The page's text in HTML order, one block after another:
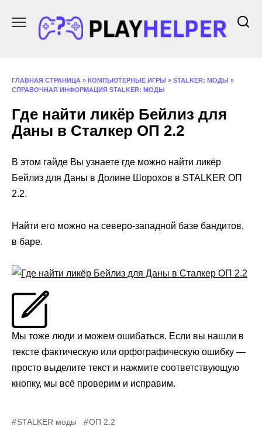
содержанию
ГЛАВНАЯ СТРАНИЦА » КОМПЬЮТЕРНЫЕ ИГРЫ » STALKER: МОДЫ »
СПРАВОЧНАЯ ИНФОРМАЦИЯ STALKER: МОДЫ
Где найти ликёр Бейлиз для
Даны в Сталкер ОП 2.2
В этом гайде Вы узнаете где можно найти ликёр
Бейлиз для Даны в Долине Шорохов в STALKER ОП
2.2.
Найти его можно на северо-западной базе бандитов,
в баре.
Мы тоже люди и можем ошибаться. Если вы нашли в
тексте фактическую или орфографическую ошибку —
просто выделите текст и нажмите соответствующую
кнопку, мы всё проверим и исправим.
STALKER моды ОП 2.2